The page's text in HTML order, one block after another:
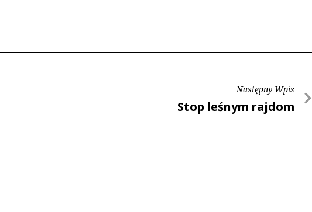
Następny Wpis
Stop leśnym rajdom